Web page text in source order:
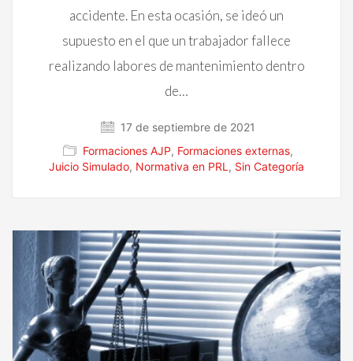
accidente. En esta ocasión, se ideó un
supuesto en el que un trabajador fallece
realizando labores de mantenimiento dentro
de…
17 de septiembre de 2021
Formaciones AJP, Formaciones externas,
Juicio Simulado, Normativa en PRL , Sin Categoría